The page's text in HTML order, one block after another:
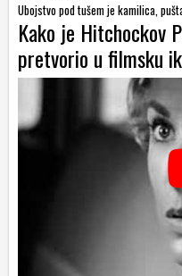
Ubojstvo pod tušem je kamilica,
Kako je Hitchockov
pretvorio u filmsku